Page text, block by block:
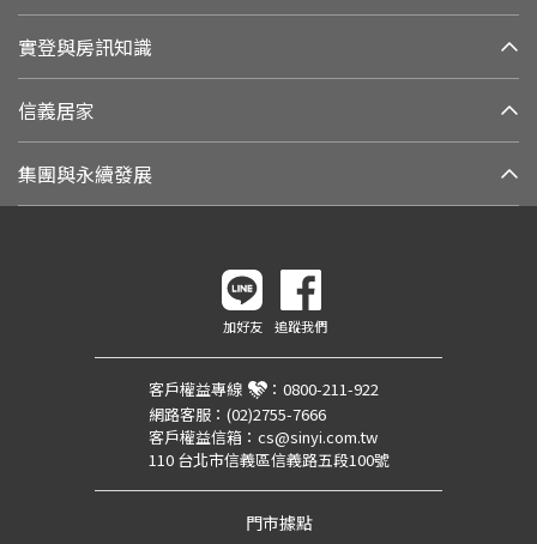
實登與房訊知識
信義居家
集團與永續發展
加好友 追蹤我們
客戶權益專線 ： 0800-211-922
網路客服： (02)2755-7666
客戶權益信箱： cs@sinyi.com.tw
110 台北市信義區信義路五段100號
門市據點